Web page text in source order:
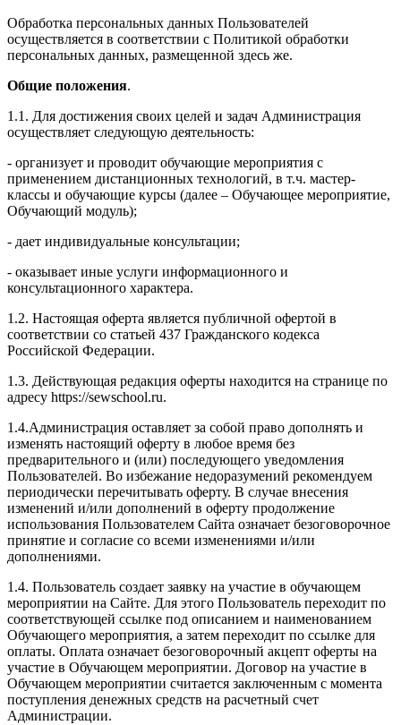
Обработка персональных данных Пользователей
осуществляется в соответствии с Политикой обработки
персональных данных, размещенной здесь же.
Общие положения.
1.1. Для достижения своих целей и задач Администрация
осуществляет следующую деятельность:
- организует и проводит обучающие мероприятия с
применением дистанционных технологий, в т.ч. мастер-
классы и обучающие курсы (далее – Обучающее мероприятие,
Обучающий модуль);
- дает индивидуальные консультации;
- оказывает иные услуги информационного и
консультационного характера.
1.2. Настоящая оферта является публичной офертой в
соответствии со статьей 437 Гражданского кодекса
Российской Федерации.
1.3. Действующая редакция оферты находится на странице по
адресу https://sewschool.ru.
1.4.Администрация оставляет за собой право дополнять и
изменять настоящий оферту в любое время без
предварительного и (или) последующего уведомления
Пользователей. Во избежание недоразумений рекомендуем
периодически перечитывать оферту. В случае внесения
изменений и/или дополнений в оферту продолжение
использования Пользователем Сайта означает безоговорочное
принятие и согласие со всеми изменениями и/или
дополнениями.
1.4. Пользователь создает заявку на участие в обучающем
мероприятии на Сайте. Для этого Пользователь переходит по
соответствующей ссылке под описанием и наименованием
Обучающего мероприятия, а затем переходит по ссылке для
оплаты. Оплата означает безоговорочный акцепт оферты на
участие в Обучающем мероприятии. Договор на участие в
Обучающем мероприятии считается заключенным с момента
поступления денежных средств на расчетный счет
Администрации.